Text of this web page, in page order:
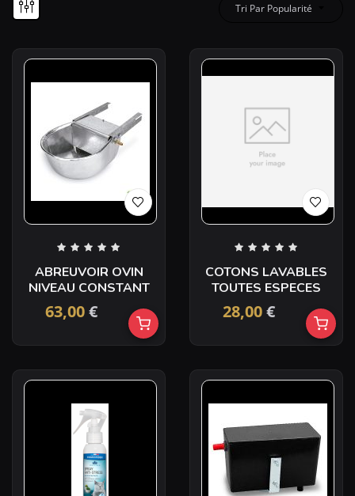
Tri Par Popularité
ABREUVOIR OVIN
NIVEAU CONSTANT
63,00€
COTONS LAVABLES
TOUTES ESPECES
28,00€